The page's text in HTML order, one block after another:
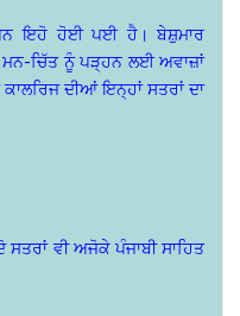
ਐਨ ਇਹੋ ਹੋਈ ਪਈ ਹੈ। ਬੇਸ਼ੁਮਾਰ
ਚਿੱਤ ਨੂੰ ਪੜ੍ਹਨ ਲਈ ਅਵਾਜ਼ਾਂ
ਦੀਆਂ ਇਨ੍ਹਾਂ ਸਤਰਾਂ ਦਾ
ਵੀ ਅਜੋਕੇ ਪੰਜਾਬੀ ਸਾਹਿਤ